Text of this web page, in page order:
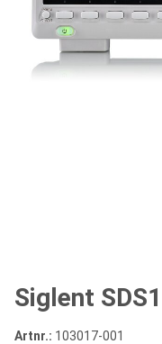
Siglent
Artnr.: 103017-001